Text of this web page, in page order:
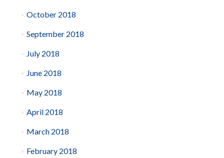
October 2018
September 2018
July 2018
June 2018
May 2018
April 2018
March 2018
February 2018